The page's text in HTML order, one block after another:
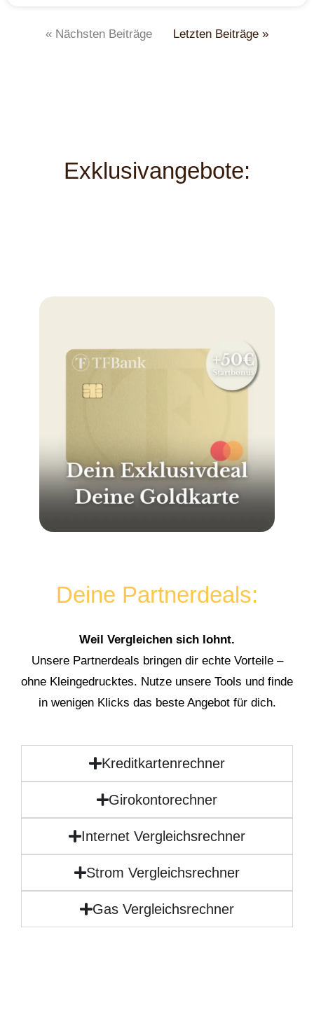
« Nächsten Beiträge Letzten Beiträge »
Exklusivangebote:
Deine Partnerdeals:
Weil Vergleichen sich lohnt.
Unsere Partnerdeals bringen dir echte Vorteile –
ohne Kleingedrucktes. Nutze unsere Tools und finde
in wenigen Klicks das beste Angebot für dich.
Kreditkartenrechner
Girokontorechner
Internet Vergleichsrechner
Strom Vergleichsrechner
Gas Vergleichsrechner